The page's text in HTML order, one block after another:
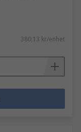
380,13 kr/enhet